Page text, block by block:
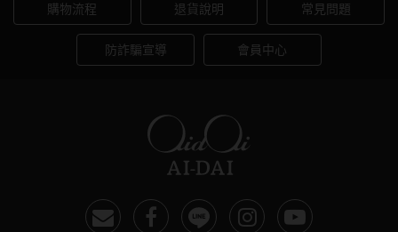
購物流程 退貨說明 常見問題
防詐騙宣導 會員中心